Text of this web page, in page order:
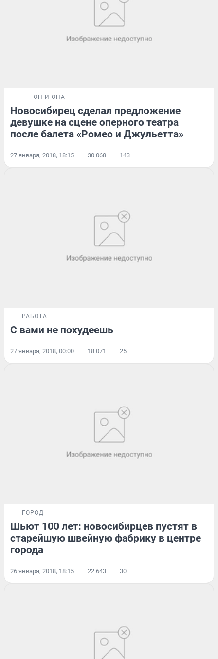
ОН И ОНА
Новосибирец сделал предложение
девушке на сцене оперного театра
после балета «Ромео и Джульетта»
27 января, 2018, 18:15 30 068 143
РАБОТА
С вами не похудеешь
27 января, 2018, 00:00 18 071 25
ГОРОД
Шьют 100 лет: новосибирцев пустят в
старейшую швейную фабрику в центре
города
26 января, 2018, 18:15 22 643 30